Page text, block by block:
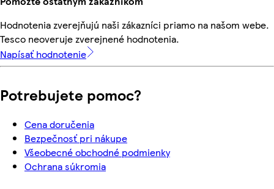
Hodnotenia zverejňujú naši zákazníci priamo na našom webe.
Tesco neoveruje zverejnené hodnotenia.
Napísať hodnotenie
Potrebujete pomoc?
Cena doručenia
Bezpečnosť pri nákupe
Všeobecné obchodné podmienky
Ochrana súkromia